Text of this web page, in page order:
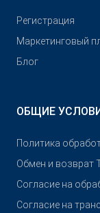
Pегистрация
Маркетинговый
Блог
ОБЩИЕ
Политика
Обмен и возврат
Согласие на
Согласие на